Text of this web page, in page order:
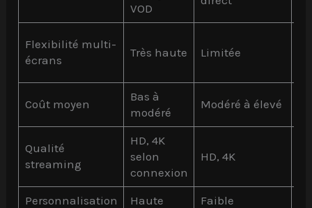
VOD
Flexibilité multi-
écrans
Très haute Limitée
Coût moyen
Bas à
modéré
Modéré à élevé
Qualité
streaming
HD, 4K
selon
connexion
HD, 4K
Personnalisation
Haute Faible